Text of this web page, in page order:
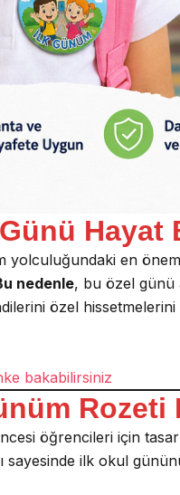
Hayat
yolculuğundaki en
nedenle, bu özel günü
özel
bakabilirsiniz
Rozeti
öğrencileri için
sayesinde ilk okul